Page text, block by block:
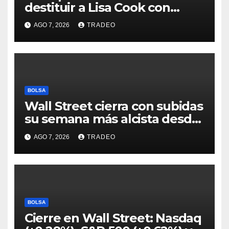
destituir a Lisa Cook con
acusaciones de fraude
hipotecario
AGO 7, 2026 TRADEO
BOLSA
Wall Street cierra con subidas
su semana más alcista desde
abril
AGO 7, 2026 TRADEO
BOLSA
Cierre en Wall Street: Nasdaq